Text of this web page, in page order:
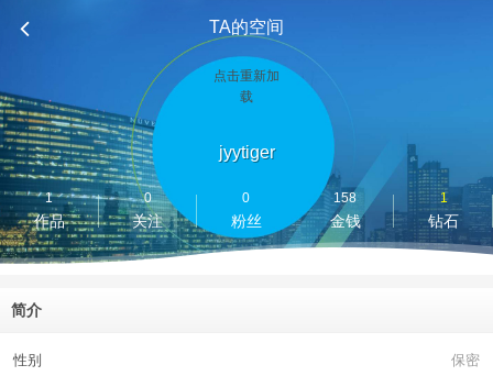
TA的空间
点击重新加
载
jyytiger
1
作品
0
关注
0
粉丝
158
金钱
1
钻石
简介
性别
保密